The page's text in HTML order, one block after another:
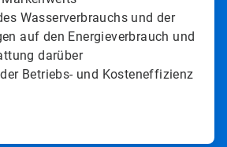
Wasserverbrauchs und der
auf den Energieverbrauch und
darüber
Betriebs- und Kosteneffizienz